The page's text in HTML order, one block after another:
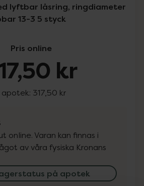
lyftbar låsring, ringdiameter
13-3 5 styck
Pris online
kr
apotek: 317,50 kr
online. Varan kan finnas i
av våra fysiska Kronans
på apotek